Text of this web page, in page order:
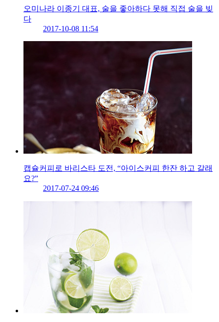
오미나라 이종기 대표, 술을 좋아하다 못해 직접 술을 빚
다
2017-10-08 11:54
캡슐커피로 바리스타 도전, “아이스커피 한잔 하고 갈래
요?”
2017-07-24 09:46